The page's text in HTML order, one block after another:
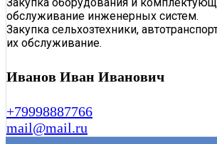
обслуживание инженерных систем.
Закупка сельхозтехники,
их обслуживание.
Иванов Иван Иванович
+79998887766
mail@mail.ru